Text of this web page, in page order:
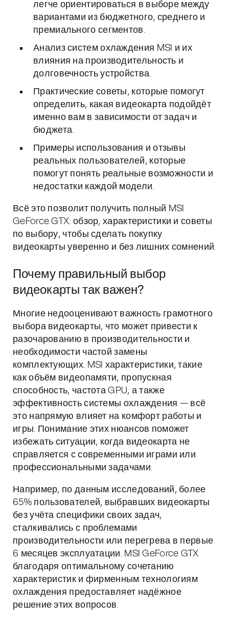
легче ориентироваться в выборе между
вариантами из бюджетного, среднего и
премиального сегментов.
Анализ систем охлаждения MSI и их
влияния на производительность и
долговечность устройства.
Практические советы, которые помогут
определить, какая видеокарта подойдёт
именно вам в зависимости от задач и
бюджета.
Примеры использования и отзывы
реальных пользователей, которые
помогут понять реальные возможности и
недостатки каждой модели.
Всё это позволит получить полный MSI
GeForce GTX: обзор, характеристики и советы
по выбору, чтобы сделать покупку
видеокарты уверенно и без лишних сомнений.
Почему правильный выбор
видеокарты так важен?
Многие недооценивают важность грамотного
выбора видеокарты, что может привести к
разочарованию в производительности и
необходимости частой замены
комплектующих. MSI характеристики, такие
как объём видеопамяти, пропускная
способность, частота GPU, а также
эффективность системы охлаждения — всё
это напрямую влияет на комфорт работы и
игры. Понимание этих нюансов поможет
избежать ситуации, когда видеокарта не
справляется с современными играми или
профессиональными задачами.
Например, по данным исследований, более
65% пользователей, выбравших видеокарты
без учёта специфики своих задач,
сталкивались с проблемами
производительности или перегрева в первые
6 месяцев эксплуатации. MSI GeForce GTX
благодаря оптимальному сочетанию
характеристик и фирменным технологиям
охлаждения предоставляет надёжное
решение этих вопросов.